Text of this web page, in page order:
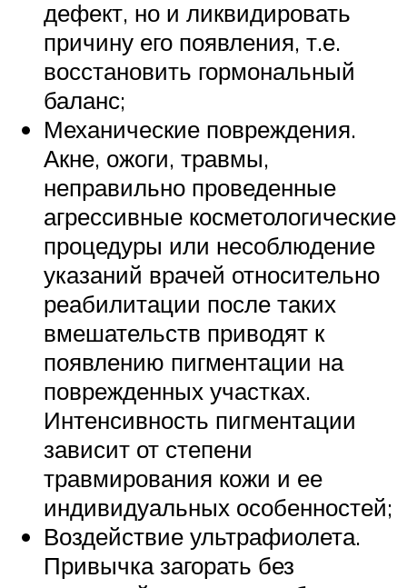
дефект, но и ликвидировать
причину его появления, т.е.
восстановить гормональный
баланс;
Механические повреждения.
Акне, ожоги, травмы,
неправильно проведенные
агрессивные косметологические
процедуры или несоблюдение
указаний врачей относительно
реабилитации после таких
вмешательств приводят к
появлению пигментации на
поврежденных участках.
Интенсивность пигментации
зависит от степени
травмирования кожи и ее
индивидуальных особенностей;
Воздействие ультрафиолета.
Привычка загорать без